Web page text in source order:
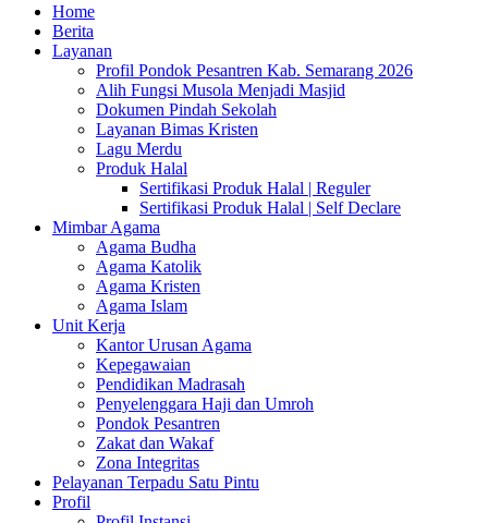
Home
Berita
Layanan
Profil Pondok Pesantren Kab. Semarang 2026
Alih Fungsi Musola Menjadi Masjid
Dokumen Pindah Sekolah
Layanan Bimas Kristen
Lagu Merdu
Produk Halal
Sertifikasi Produk Halal | Reguler
Sertifikasi Produk Halal | Self Declare
Mimbar Agama
Agama Budha
Agama Katolik
Agama Kristen
Agama Islam
Unit Kerja
Kantor Urusan Agama
Kepegawaian
Pendidikan Madrasah
Penyelenggara Haji dan Umroh
Pondok Pesantren
Zakat dan Wakaf
Zona Integritas
Pelayanan Terpadu Satu Pintu
Profil